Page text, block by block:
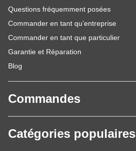
Questions fréquemment posées
Commander en tant qu’entreprise
Commander en tant que particulier
Garantie et Réparation
Blog
Commandes
Catégories populaires